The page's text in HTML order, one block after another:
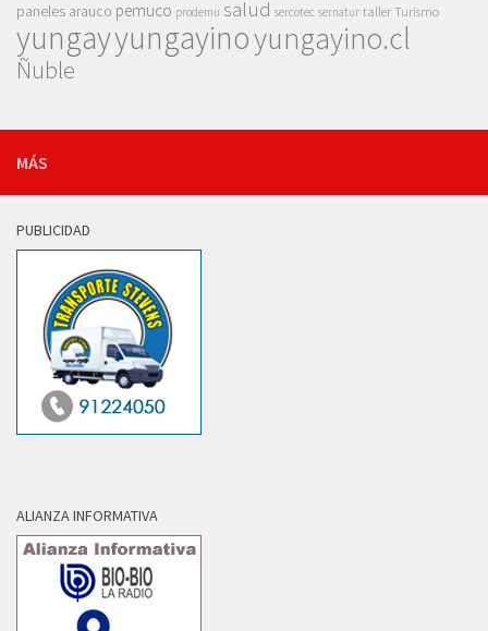
paneles arauco pemuco prodemu salud sercotec sernatur taller Turismo
yungayyungayinoyungayino.cl
Ñuble
MÁS
PUBLICIDAD
ALIANZA INFORMATIVA